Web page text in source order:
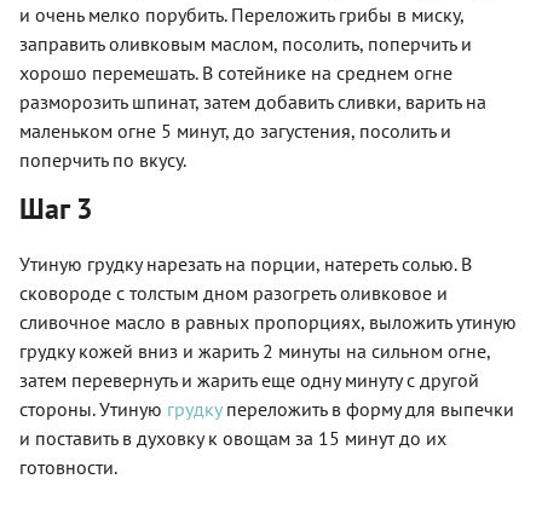
и очень мелко порубить. Переложить грибы в миску,
заправить оливковым маслом, посолить, поперчить и
хорошо перемешать. В сотейнике на среднем огне
разморозить шпинат, затем добавить сливки, варить на
маленьком огне 5 минут, до загустения, посолить и
поперчить по вкусу.
Шаг 3
Утиную грудку нарезать на порции, натереть солью. В
сковороде с толстым дном разогреть оливковое и
сливочное масло в равных пропорциях, выложить утиную
грудку кожей вниз и жарить 2 минуты на сильном огне,
затем перевернуть и жарить еще одну минуту с другой
стороны. Утиную грудку переложить в форму для выпечки
и поставить в духовку к овощам за 15 минут до их
готовности.